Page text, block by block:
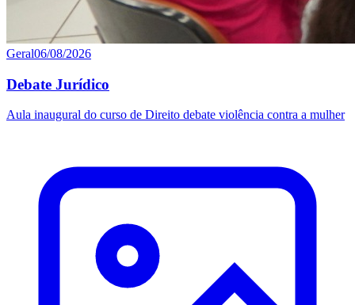
Geral06/08/2026
Debate Jurídico
Aula inaugural do curso de Direito debate violência contra a mulher